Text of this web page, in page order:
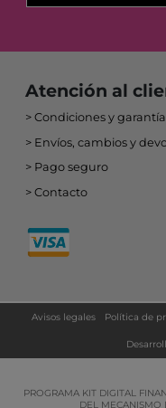
Atención al
Condiciones y
Envíos, cambios y
Pago seguro
Contacto
Avisos legales Política de
PROGRAMA KIT DIGITAL
DEL MECANISMO